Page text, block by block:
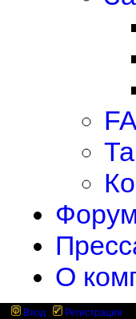
Форум
О
Вход Регистрация